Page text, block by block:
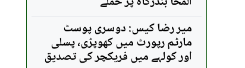
میر رضا کیس: دوسری پوسٹ
مارٹم رپورٹ میں کھوپڑی، پسلی
اور کولہے میں فریکچر کی تصدیق